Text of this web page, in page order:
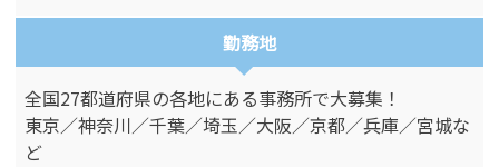
勤務地
全国27都道府県の各地にある事務所で大募集！
東京／神奈川／千葉／埼玉／大阪／京都／兵庫／宮城な
ど